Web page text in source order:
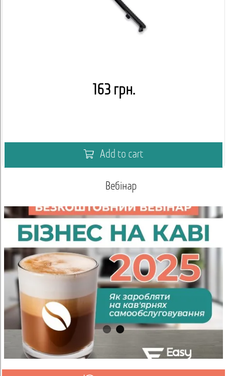
163 грн.
Add to cart
Вебінар